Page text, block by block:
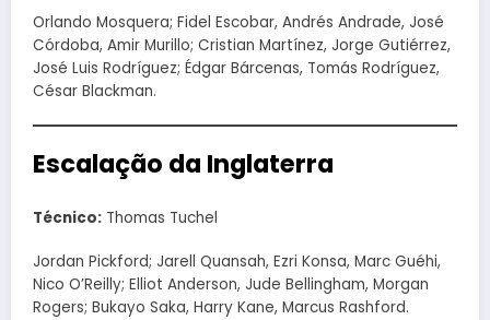
Orlando Mosquera; Fidel Escobar, Andrés Andrade, José
Córdoba, Amir Murillo; Cristian Martínez, Jorge Gutiérrez,
José Luis Rodríguez; Édgar Bárcenas, Tomás Rodríguez,
César Blackman.
Escalação da Inglaterra
Técnico: Thomas Tuchel
Jordan Pickford; Jarell Quansah, Ezri Konsa, Marc Guéhi,
Nico O’Reilly; Elliot Anderson, Jude Bellingham, Morgan
Rogers; Bukayo Saka, Harry Kane, Marcus Rashford.